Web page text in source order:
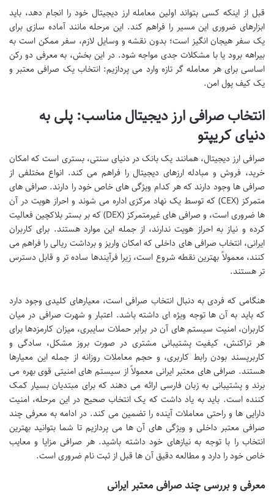
قبل از اینکه کسی بتواند اولین معامله ارز دیجیتال خود را انجام دهد، باید
ابزارهای ضروری این مسیر را فراهم کند. این مرحله مانند آماده سازی برای
یک سفر هیجان انگیز است؛ بدون نقشه و وسایل لازم، سفر ممکن است به
بیراهه برود یا با مشکلات جدی مواجه شود. در این بخش، به معرفی دو رکن
اساسی برای هر معامله گر تازه وارد می پردازیم: انتخاب یک صرافی معتبر و
یک کیف پول امن.
انتخاب صرافی ارز دیجیتال مناسب: پلی به
دنیای کریپتو
صرافی ارز دیجیتال، همانند یک بانک در دنیای سنتی، بستری است که امکان
خرید، فروش و مبادله ارزهای دیجیتال را فراهم می کند. انواع مختلفی از
صرافی ها وجود دارند که هر کدام ویژگی های خاص خود را دارند. صرافی های
متمرکز (CEX) که توسط یک نهاد مرکزی اداره می شوند و احراز هویت در آن
ها ضروری است، و صرافی های غیرمتمرکز (DEX) که بر بستر بلاکچین فعالیت
کرده و نیاز به احراز هویت ندارند، از جمله این موارد هستند. برای کاربران
ایرانی، انتخاب صرافی های داخلی که امکان واریز و برداشت ریالی را فراهم می
کنند، معمولاً بهترین نقطه شروع است، زیرا فرآیندها ساده تر و قابل دسترس
تر هستند.
هنگامی که فردی به دنبال انتخاب صرافی است، معیارهای کلیدی وجود دارد
که باید به آن ها توجه ویژه ای داشته باشد. اعتبار و شهرت صرافی در میان
کاربران، امنیت سیستم های آن در برابر حملات سایبری، میزان کارمزدها برای
هر تراکنش، کیفیت پشتیبانی مشتری در صورت بروز مشکل، سادگی و
کاربرپسند بودن رابط کاربری، و حجم معاملات روزانه از جمله این معیارها
هستند. صرافی های معتبر ایرانی معمولاً از سیستم های امنیتی قوی بهره می
برند و پشتیبانی به زبان فارسی ارائه می دهند که برای مبتدیان بسیار کمک
کننده است. باید به یاد داشت که یک انتخاب صحیح در این مرحله، امنیت
دارایی ها و راحتی معاملات آینده را تضمین می کند. در ادامه به معرفی چند
صرافی معتبر داخلی و ویژگی های آن ها می پردازیم تا شما بتوانید بهترین
انتخاب را با توجه به نیازهای خود داشته باشید. هر صرافی مزایا و معایب
خاص خود را دارد و مطالعه دقیق آن ها قبل از ثبت نام ضروری است.
معرفی و بررسی چند صرافی معتبر ایرانی